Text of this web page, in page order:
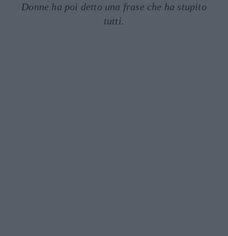
Donne ha poi detto una frase che ha stupito
tutti.